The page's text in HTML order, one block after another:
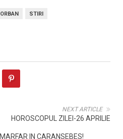
ORBAN STIRI
NEXT ARTICLE
HOROSCOPUL ZILEI-26 APRILIE
IN CARANSEBES!